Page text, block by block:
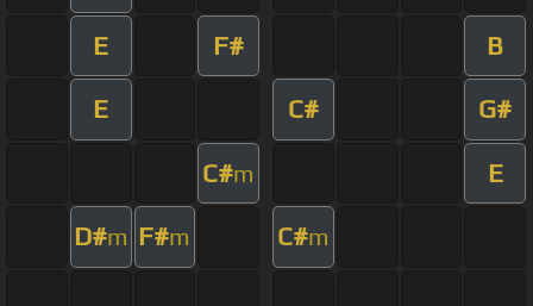
E F# B
E C# G#
C#m E
D#m F#m C#m